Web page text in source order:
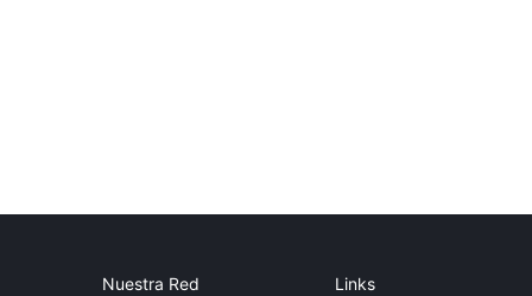
Nuestra Red Links